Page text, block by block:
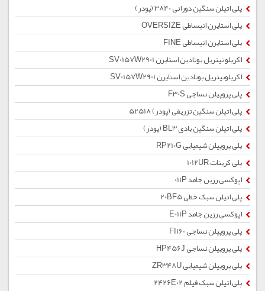
پلی اتیلن سنگین دورانی 3840 (پودر)
پلی استایرن انبساطی OVERSIZE
پلی استایرن انبساطی FINE
اکریلو نیتریل بوتادین استایرن SV0157W2901
اکریلونیتریل بوتادین استایرن SV0157W2901
پلی پروپیلن نساجی F30S
پلی اتیلن سنگین تزریقی (پودر) 52518
پلی اتیلن سنگین بادی BL3 (پودر)
پلی پروپیلن شیمیایی RP210G
پلی کربنات 1012UR
اپوکسی رزین جامد 011P
پلی اتیلن سبک خطی 20BF5
اپوکسی رزین جامد E011P
پلی پروپیلن نساجی FI160
پلی پروپیلن نساجی HP456J
پلی پروپیلن شیمیایی ZR348U
پلی اتیلن سبک فیلم 2426E02